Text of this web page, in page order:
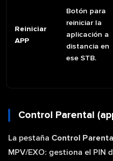
Reiniciar
APP
Botón para
reiniciar la
aplicación a
distancia en
ese STB.
Control Parental
La pestaña Control
MPV/EXO: gestiona el PIN